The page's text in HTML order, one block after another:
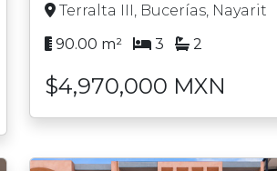
Terralta III, Bucerías, Nayarit
90.00 m²
3 2
$4,970,000 MXN